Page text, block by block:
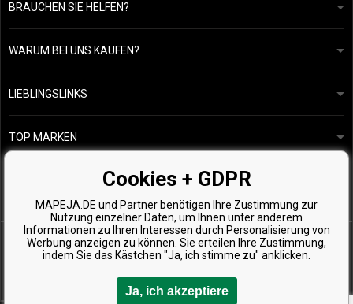
BRAUCHEN SIE HELFEN?
info@mapeja.de
Wir werden innerhalb von 24 Stunden antworten.
WARUM BEI UNS KAUFEN?
Allgemeine geschäftsbedingungen
Datenschutzerklärung
Übersicht über Zahlungen und Versand
Rückgabe von Waren
LIEBLINGSLINKS
Unsere Geschichte
Kostenlose Produktproben
TOP MARKEN
Kérastase
Wella Professionals
Zenz Organic
Cookies + GDPR
MAPEJA.DE und Partner benötigen Ihre Zustimmung zur
Nutzung einzelner Daten, um Ihnen unter anderem
Informationen zu Ihren Interessen durch Personalisierung von
Werbung anzeigen zu können. Sie erteilen Ihre Zustimmung,
indem Sie das Kästchen "Ja, ich stimme zu" anklicken.
Ja, ich akzeptiere